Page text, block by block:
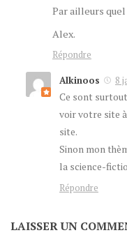
Par ailleurs
Alex.
Répondre
Alkinoos
8
Ce sont
voir votre site
site.
Sinon mon
la science-
Répondre
LAISSER UN